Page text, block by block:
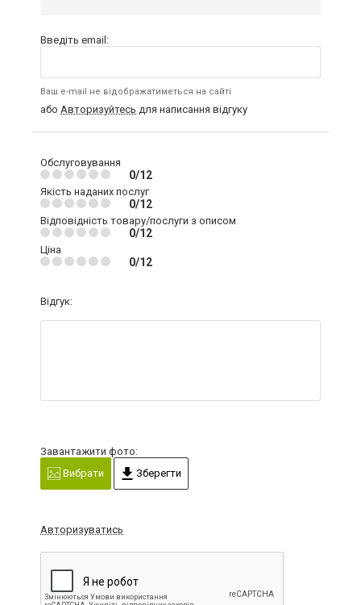
Введіть email:
Ваш e-mail не відображатиметься на сайті
або Авторизуйтесь для написання відгуку
Обслуговування
0/12
Якість наданих послуг
0/12
Відповідність товару/послуги з описом
0/12
Ціна
0/12
Відгук:
Завантажити фото:
Вибрати
Зберегти
Авторизуватись